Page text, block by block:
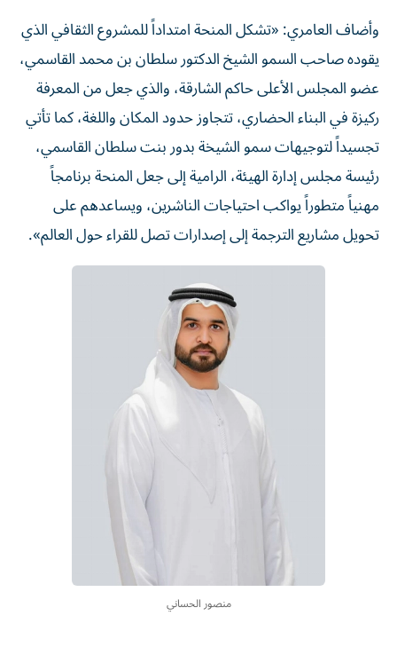
وأضاف العامري: «تشكل المنحة امتداداً للمشروع الثقافي الذي
يقوده صاحب السمو الشيخ الدكتور سلطان بن محمد القاسمي،
عضو المجلس الأعلى حاكم الشارقة، والذي جعل من المعرفة
ركيزة في البناء الحضاري، تتجاوز حدود المكان واللغة، كما تأتي
تجسيداً لتوجيهات سمو الشيخة بدور بنت سلطان القاسمي،
رئيسة مجلس إدارة الهيئة، الرامية إلى جعل المنحة برنامجاً
مهنياً متطوراً يواكب احتياجات الناشرين، ويساعدهم على
تحويل مشاريع الترجمة إلى إصدارات تصل للقراء حول العالم».
منصور الحساني